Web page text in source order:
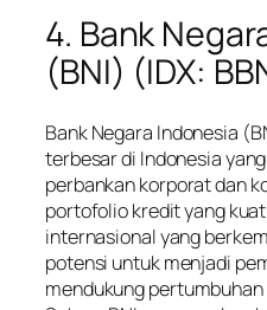
4. Bank
(BNI) (IDX:
Bank Negara Indonesia
terbesar di Indonesia
perbankan korporat dan
portofolio kredit yang
internasional yang
potensi untuk menjadi
mendukung